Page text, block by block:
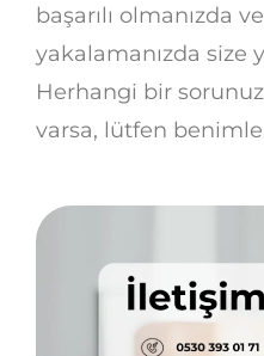
başarılı olmanızda
yakalamanızda size
Herhangi bir
varsa, lütfen benimle